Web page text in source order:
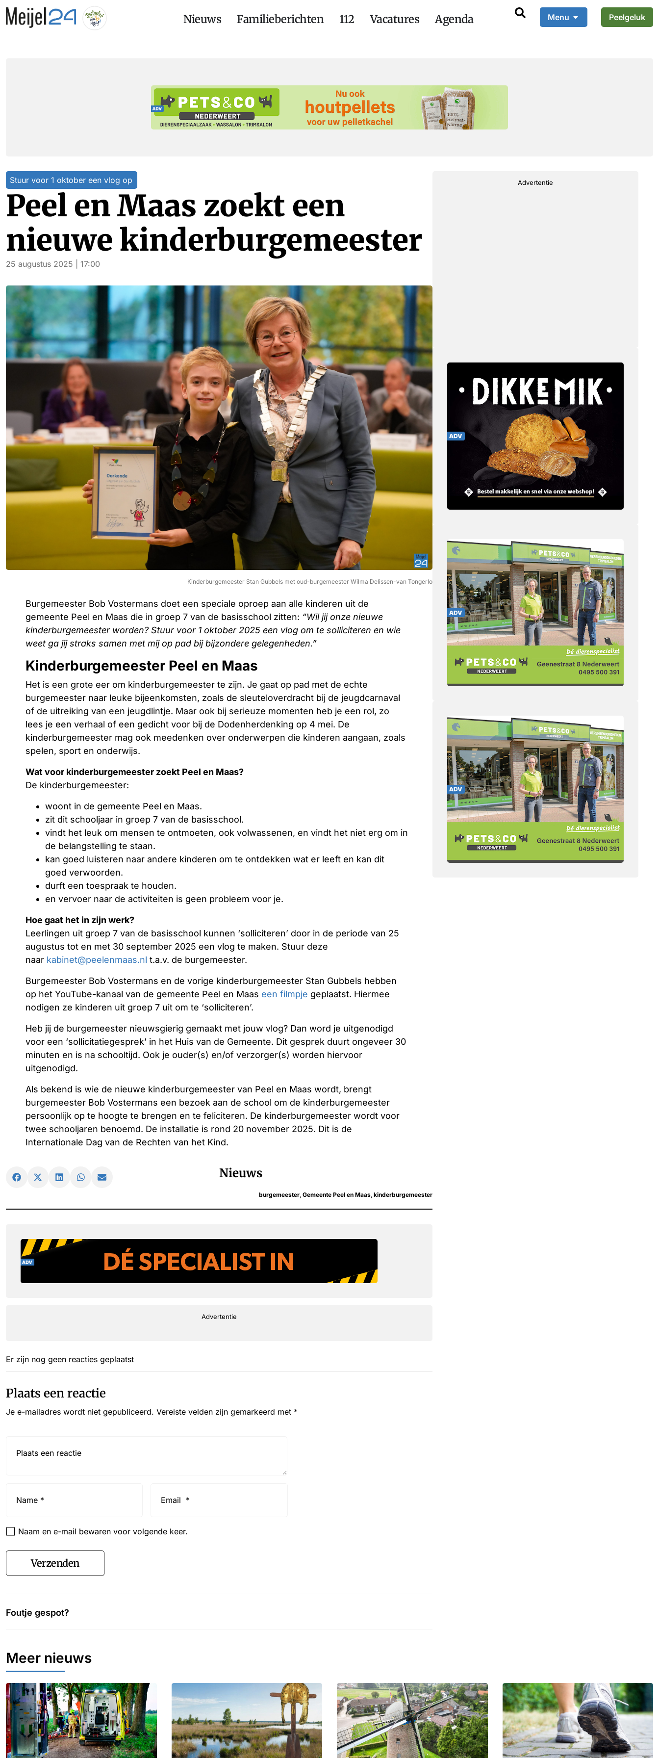
Nieuws Familieberichten 112 Vacatures Agenda Menu Peelgeluk
Stuur voor 1 oktober een vlog op
Peel en Maas zoekt een
nieuwe kinderburgemeester
25 augustus 2025 | 17:00
Kinderburgemeester Stan Gubbels met oud-burgemeester Wilma Delissen-van Tongerlo
Burgemeester Bob Vostermans doet een speciale oproep aan alle kinderen uit de
gemeente Peel en Maas die in groep 7 van de basisschool zitten: “Wil jij onze nieuwe
kinderburgemeester worden? Stuur voor 1 oktober 2025 een vlog om te solliciteren en wie
weet ga jij straks samen met mij op pad bij bijzondere gelegenheden.”
Kinderburgemeester Peel en Maas
Het is een grote eer om kinderburgemeester te zijn. Je gaat op pad met de echte
burgemeester naar leuke bijeenkomsten, zoals de sleuteloverdracht bij de jeugdcarnaval
of de uitreiking van een jeugdlintje. Maar ook bij serieuze momenten heb je een rol, zo
lees je een verhaal of een gedicht voor bij de Dodenherdenking op 4 mei. De
kinderburgemeester mag ook meedenken over onderwerpen die kinderen aangaan, zoals
spelen, sport en onderwijs.
Wat voor kinderburgemeester zoekt Peel en Maas?
De kinderburgemeester:
woont in de gemeente Peel en Maas.
zit dit schooljaar in groep 7 van de basisschool.
vindt het leuk om mensen te ontmoeten, ook volwassenen, en vindt het niet erg om in
de belangstelling te staan.
kan goed luisteren naar andere kinderen om te ontdekken wat er leeft en kan dit
goed verwoorden.
durft een toespraak te houden.
en vervoer naar de activiteiten is geen probleem voor je.
Hoe gaat het in zijn werk?
Leerlingen uit groep 7 van de basisschool kunnen ‘solliciteren’ door in de periode van 25
augustus tot en met 30 september 2025 een vlog te maken. Stuur deze
naar kabinet@peelenmaas.nl t.a.v. de burgemeester.
Burgemeester Bob Vostermans en de vorige kinderburgemeester Stan Gubbels hebben
op het YouTube-kanaal van de gemeente Peel en Maas een filmpje geplaatst. Hiermee
nodigen ze kinderen uit groep 7 uit om te ‘solliciteren’.
Heb jij de burgemeester nieuwsgierig gemaakt met jouw vlog? Dan word je uitgenodigd
voor een ‘sollicitatiegesprek’ in het Huis van de Gemeente. Dit gesprek duurt ongeveer 30
minuten en is na schooltijd. Ook je ouder(s) en/of verzorger(s) worden hiervoor
uitgenodigd.
Als bekend is wie de nieuwe kinderburgemeester van Peel en Maas wordt, brengt
burgemeester Bob Vostermans een bezoek aan de school om de kinderburgemeester
persoonlijk op te hoogte te brengen en te feliciteren. De kinderburgemeester wordt voor
twee schooljaren benoemd. De installatie is rond 20 november 2025. Dit is de
Internationale Dag van de Rechten van het Kind.
Nieuws
burgemeester Gemeente Peel en Maas kinderburgemeester
Advertentie
Er zijn nog geen reacties geplaatst
Plaats een reactie
Je e-mailadres wordt niet gepubliceerd. Vereiste velden zijn gemarkeerd met *
Naam en e-mail bewaren voor volgende keer.
Verzenden
Advertentie
Foutje gespot?
Meer nieuws